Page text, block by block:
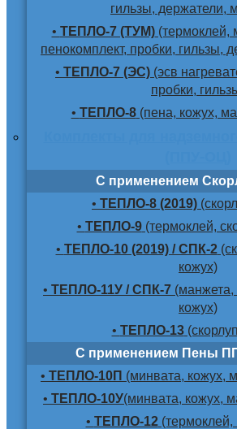
гильзы, держатели,
• ТЕПЛО-7 (ТУМ)
пенокомплект, пробки, гильзы,
• ТЕПЛО-7 (ЭС) (эсв
пробки,
• ТЕПЛО-8(пена, кожух,
С применением
• ТЕПЛО-8 (2019)
• ТЕПЛО-9(термоклей,
• ТЕПЛО-10 (2019) / СПК-2
кожух)
• ТЕПЛО-11У / СПК-7 (манжета,
кожух)
• ТЕПЛО-13
С применением Пены
• ТЕПЛО-10П (минвата, кожух,
• ТЕПЛО-10У(минвата, кожух,
• ТЕПЛО-12(термоклей,